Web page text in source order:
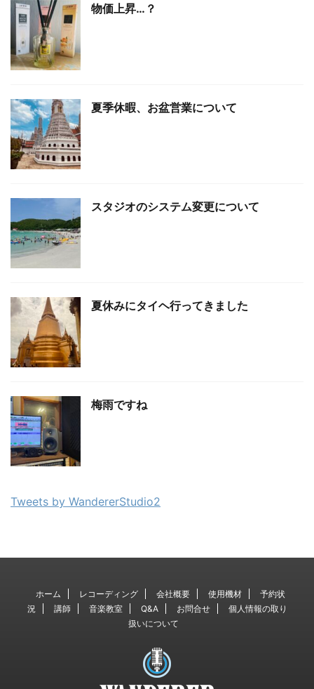
物価上昇…？
夏季休暇、お盆営業について
スタジオのシステム変更について
夏休みにタイヘ行ってきました
梅雨ですね
Tweets by WandererStudio2
ホーム レコーディング 会社概要 使用機材
予約状
況
講師 音楽教室 Q&A お問合せ
個人情報の取り
扱いについて